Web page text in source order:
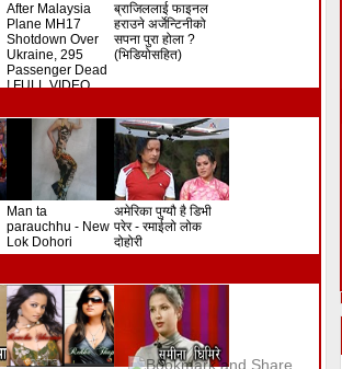
After Malaysia
Plane MH17
Shotdown Over
Ukraine, 295
Passenger Dead
! FULL VIDEO
ब्राजिललाई फाइनल
हराउने अर्जेन्टिनीको
सपना पुरा होला ?
(भिडियोसहित)
Man ta
parauchhu - New
Lok Dohori
अमेरिका पुग्यौ है डिभी
परेर - रमाईलो लोक
दोहोरी